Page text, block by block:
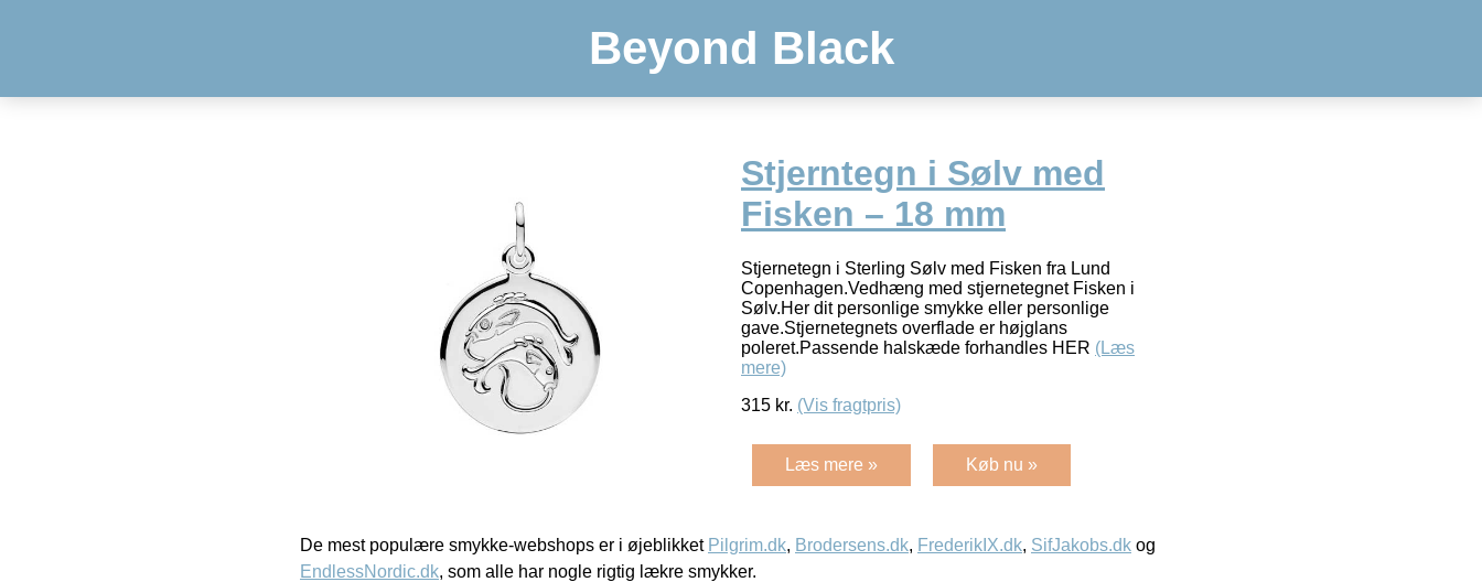
Beyond Black
Stjerntegn i Sølv med
Fisken – 18 mm
Stjernetegn i Sterling Sølv med Fisken fra Lund
Copenhagen.Vedhæng med stjernetegnet Fisken i
Sølv.Her dit personlige smykke eller personlige
gave.Stjernetegnets overflade er højglans
poleret.Passende halskæde forhandles HER (Læs
mere)
315 kr. (Vis fragtpris)
Læs mere » Køb nu »
De mest populære smykke-webshops er i øjeblikket Pilgrim.dk, Brodersens.dk, FrederikIX.dk, SifJakobs.dk og
EndlessNordic.dk, som alle har nogle rigtig lækre smykker.